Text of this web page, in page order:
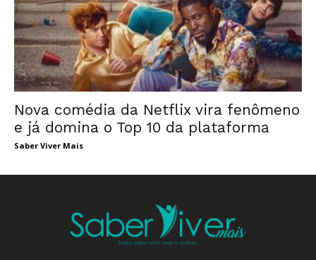
Nova comédia da Netflix vira fenômeno
e já domina o Top 10 da plataforma
Saber Viver Mais